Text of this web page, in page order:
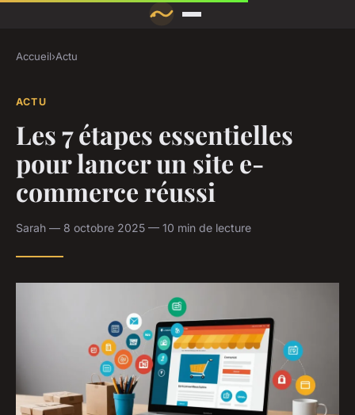
Accueil›Actu
ACTU
Les 7 étapes essentielles
pour lancer un site e-
commerce réussi
Sarah — 8 octobre 2025 — 10 min de lecture